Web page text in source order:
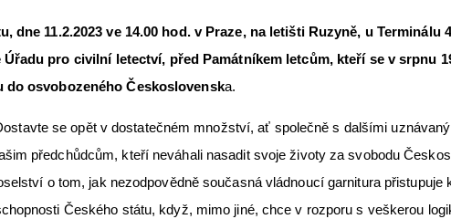
dne 11.2.2023 ve 14.00 hod. v Praze, na letišti Ruzyně, u Terminálu
Úřadu pro civilní letectví, před Památníkem letcům, kteří se v srpnu
do osvobozeného Československa.
se opět v dostatečném množství, ať společně s dalšími
předchůdcům, kteří neváhali nasadit svoje životy za svobodu
o tom, jak nezodpovědně současná vládnoucí garnitura přistupuje
Českého státu, když, mimo jiné, chce v rozporu s veškerou